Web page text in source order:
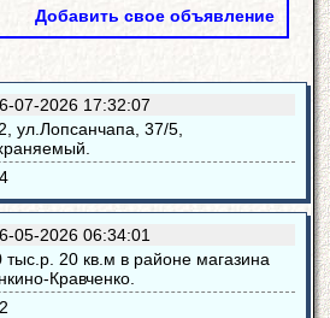
Добавить свое объявление
07-2026 17:32:07
ул.Лопсанчапа, 37/5,
05-2026 06:34:01
тыс.р. 20 кв.м в районе магазина
Кравченко.